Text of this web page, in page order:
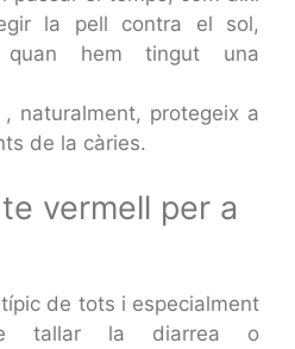
la pell contra el sol,
quan hem tingut una
, naturalment, protegeix a
de la càries.
vermell per a
de tots i especialment
tallar la diarrea o